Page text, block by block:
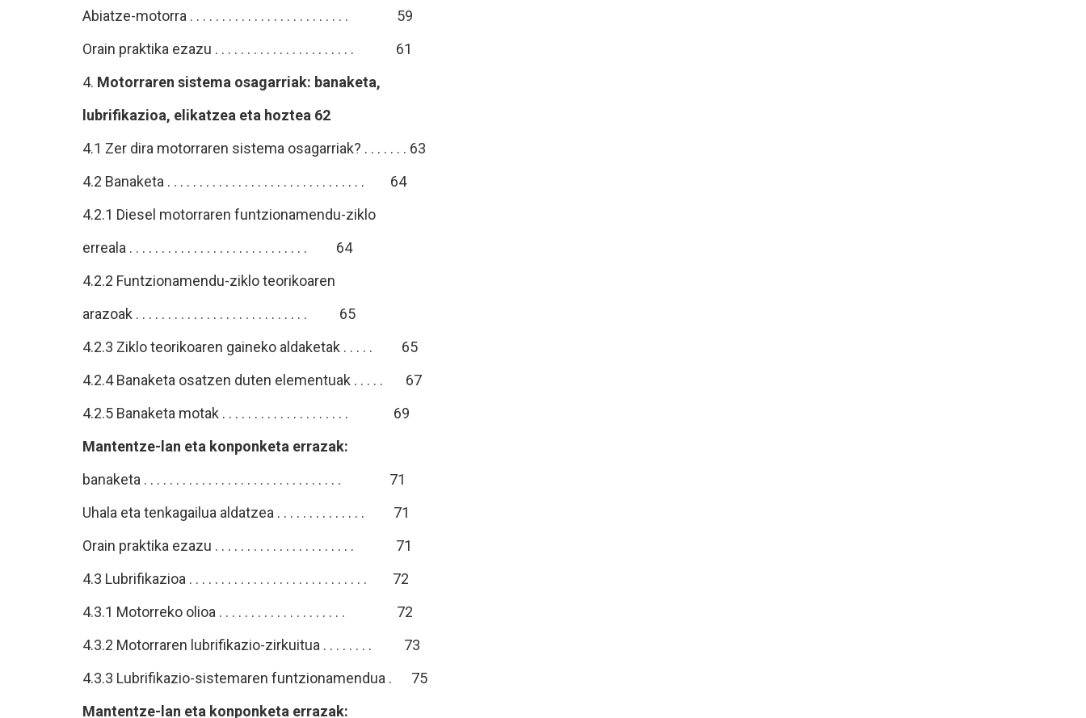
Abiatze-motorra . . . . . . . . . . . . . . . . . . . . . . . . . 59
Orain praktika ezazu . . . . . . . . . . . . . . . . . . . . . . 61
4. Motorraren sistema osagarriak: banaketa,
lubrifikazioa, elikatzea eta hoztea 62
4.1 Zer dira motorraren sistema osagarriak? . . . . . . . 63
4.2 Banaketa . . . . . . . . . . . . . . . . . . . . . . . . . . . . . . . 64
4.2.1 Diesel motorraren funtzionamendu-ziklo
erreala . . . . . . . . . . . . . . . . . . . . . . . . . . . . 64
4.2.2 Funtzionamendu-ziklo teorikoaren
arazoak . . . . . . . . . . . . . . . . . . . . . . . . . . . 65
4.2.3 Ziklo teorikoaren gaineko aldaketak . . . . . 65
4.2.4 Banaketa osatzen duten elementuak . . . . . 67
4.2.5 Banaketa motak . . . . . . . . . . . . . . . . . . . . 69
Mantentze-lan eta konponketa errazak:
banaketa . . . . . . . . . . . . . . . . . . . . . . . . . . . . . . . 71
Uhala eta tenkagailua aldatzea . . . . . . . . . . . . . . 71
Orain praktika ezazu . . . . . . . . . . . . . . . . . . . . . . 71
4.3 Lubrifikazioa . . . . . . . . . . . . . . . . . . . . . . . . . . . . 72
4.3.1 Motorreko olioa . . . . . . . . . . . . . . . . . . . . 72
4.3.2 Motorraren lubrifikazio-zirkuitua . . . . . . . . 73
4.3.3 Lubrifikazio-sistemaren funtzionamendua . 75
Mantentze-lan eta konponketa errazak: